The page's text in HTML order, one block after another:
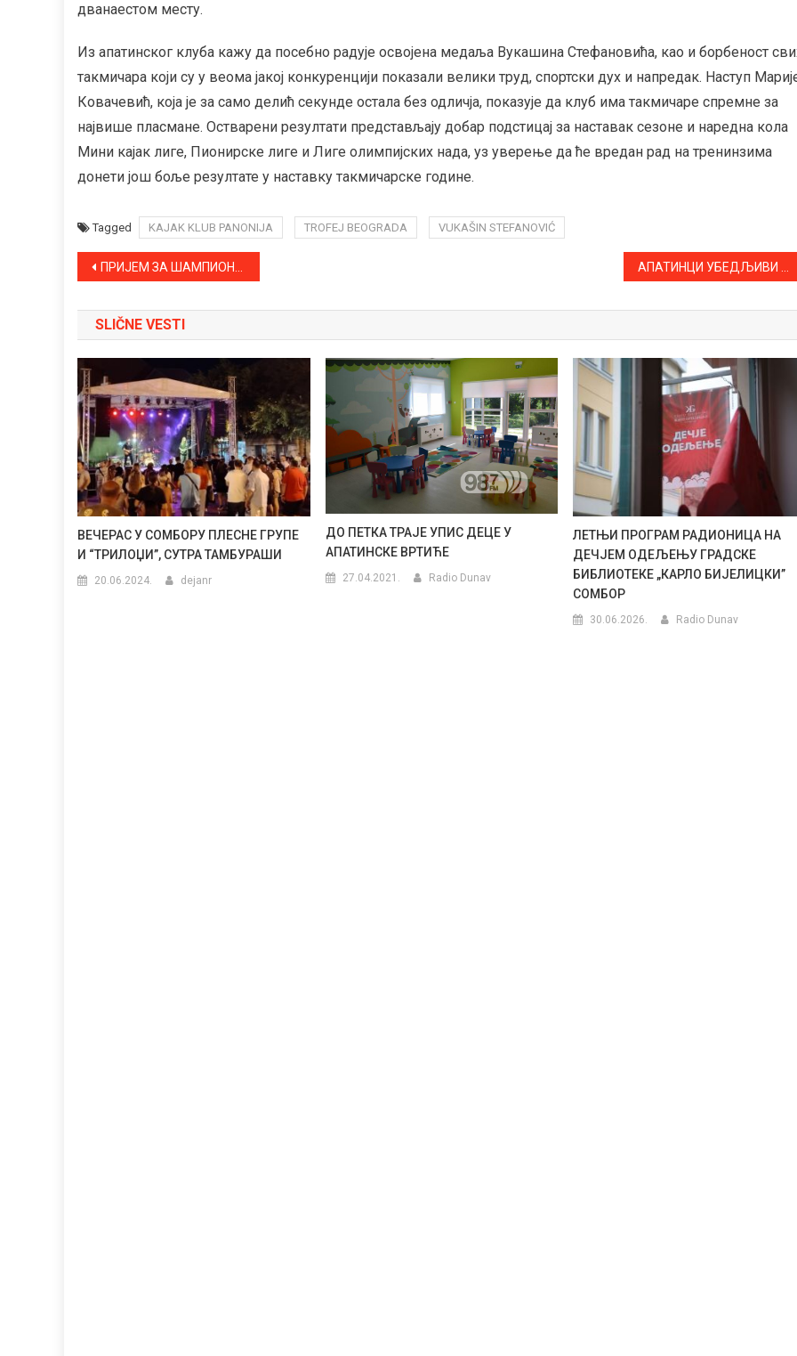
дванаестом месту.
Из апатинског клуба кажу да посебно радује освојена медаља Вукашина Стефановића, као и борбеност
такмичара који су у веома јакој конкуренцији показали велики труд, спортски дух и напредак. Наступ
Ковачевић, која је за само делић секунде остала без одличја, показује да клуб има такмичаре спремне за
највише пласмане. Остварени резултати представљају добар подстицај за наставак сезоне и наредна кола
Мини кајак лиге, Пионирске лиге и Лиге олимпијских нада, уз уверење да ће вредан рад на тренинзима
донети још боље резултате у наставку такмичарске године.
Tagged KAJAK KLUB PANONIJA TROFEJ BEOGRADA VUKAŠIN STEFANOVIĆ
Kretanje
članka
ПРИЈЕМ ЗА ШАМПИОНЕ: КОШАРКАШИ КК „АПАТИН“ УНЕЛИ ПЕХАР У ОПШТИНУ АПАТИНЦИ УБЕДЉИВИ У ПАНОНИЈИ
SLIČNE VESTI
ВЕЧЕРАС У СОМБОРУ ПЛЕСНЕ ГРУПЕ
И “ТРИЛОЏИ”, СУТРА ТАМБУРАШИ
20.06.2024. dejanr
ДО ПЕТКА ТРАЈЕ УПИС ДЕЦЕ У
АПАТИНСКЕ ВРТИЋЕ
27.04.2021. Radio Dunav
ЛЕТЊИ ПРОГРАМ РАДИОНИЦА НА
ДЕЧЈЕМ ОДЕЉЕЊУ ГРАДСКЕ
БИБЛИОТЕКЕ „КАРЛО БИЈЕЛИЦКИ”
СОМБОР
30.06.2026. Radio Dunav